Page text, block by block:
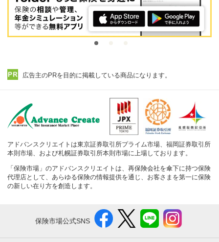
広告主のPRを目的に掲載している商品になります。
アドバンスクリエイトは東京証券取引所プライム市場、福岡証券取引所
本則市場、および札幌証券取引所本則市場に上場しております。
「保険市場」のアドバンスクリエイトは、再保険会社を傘下に持つ保険
代理店として、あらゆる保険の情報提供を通じ、お客さまを第一に保険
の新しい在り方を創造します。
保険市場公式SNS